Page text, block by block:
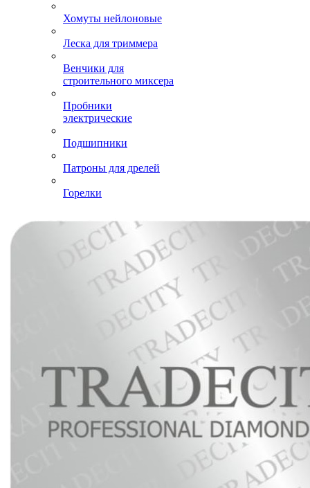
Хомуты нейлоновые
Леска для триммера
Венчики для
строительного миксера
Пробники
электрические
Подшипники
Патроны для дрелей
Горелки